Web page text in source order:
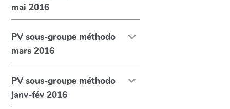
mai 2016
PV sous-groupe méthodo
mars 2016
PV sous-groupe méthodo
janv-fév 2016